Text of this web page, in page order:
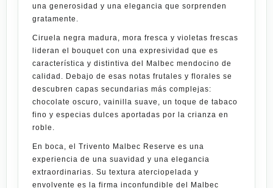
una generosidad y una elegancia que sorprenden
gratamente.
Ciruela negra madura, mora fresca y violetas frescas
lideran el bouquet con una expresividad que es
característica y distintiva del Malbec mendocino de
calidad. Debajo de esas notas frutales y florales se
descubren capas secundarias más complejas:
chocolate oscuro, vainilla suave, un toque de tabaco
fino y especias dulces aportadas por la crianza en
roble.
En boca, el Trivento Malbec Reserve es una
experiencia de una suavidad y una elegancia
extraordinarias. Su textura aterciopelada y
envolvente es la firma inconfundible del Malbec